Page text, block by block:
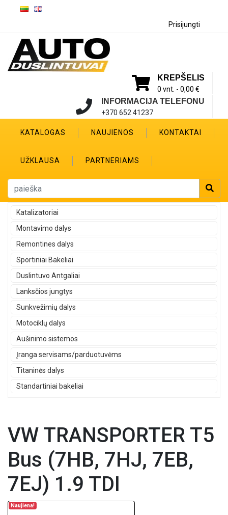
Prisijungti
KREPŠELIS
0 vnt. - 0,00 €
INFORMACIJA TELEFONU
+370 652 41237
KATALOGAS NAUJIENOS KONTAKTAI
UŽKLAUSA PARTNERIAMS
Katalizatoriai
Montavimo dalys
Remontines dalys
Sportiniai Bakeliai
Duslintuvo Antgaliai
Lanksčios jungtys
Sunkvežimių dalys
Motociklų dalys
Aušinimo sistemos
Įranga servisams/parduotuvėms
Titaninės dalys
Standartiniai bakeliai
VW TRANSPORTER T5
Bus (7HB, 7HJ, 7EB,
7EJ) 1.9 TDI
Naujiena!